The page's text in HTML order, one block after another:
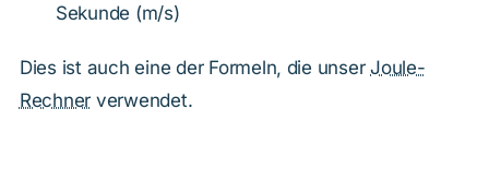
Sekunde (m/s)
Dies ist auch eine der Formeln, die unserJoule-
Rechner verwendet.